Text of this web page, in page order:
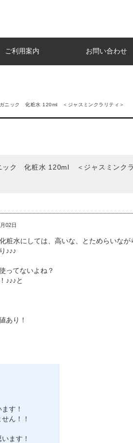
ご利用案内 お問い合わせ
ニック 化粧水 120ml ＜ジャスミンクラリティ＞
ック 化粧水 120ml ＜ジャスミンク
02日
粧水にしては、高いな、とためらいなが
♪♪♪
ってないよね？
♪♪♪と
あり！
す！
ん！！
ます！